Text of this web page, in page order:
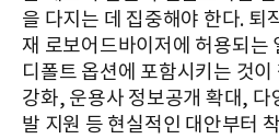
을 다지는 데 집중해야 한다. 퇴
재 로보어드바이저에 허용되는
디폴트 옵션에 포함시키는 것
강화, 운용사 정보공개 확대, 다
발 지원 등 현실적인 대안부터